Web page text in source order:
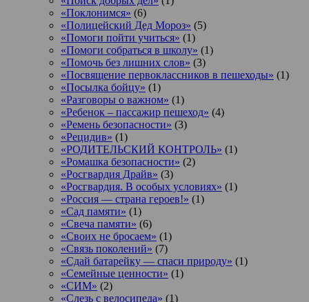
«Поклонимся» (6)
«Полицейский Дед Мороз» (5)
«Помоги пойти учиться» (1)
«Помоги собраться в школу» (1)
«Помочь без лишних слов» (3)
«Посвящение первоклассников в пешеходы» (1)
«Посылка бойцу» (1)
«Разговоры о важном» (1)
«Ребенок – пассажир пешеход» (4)
«Ремень безопасности» (3)
«Рецидив» (1)
«РОДИТЕЛЬСКИЙ КОНТРОЛЬ» (1)
«Ромашка безопасности» (2)
«Росгвардия Драйв» (3)
«Росгвардия. В особых условиях» (1)
«Россия — страна героев!» (1)
«Сад памяти» (1)
«Свеча памяти» (6)
«Своих не бросаем» (1)
«Связь поколений» (7)
«Сдай батарейку — спаси природу» (1)
«Семейные ценности» (1)
«СИМ» (2)
«Слезь с велосипеда» (1)